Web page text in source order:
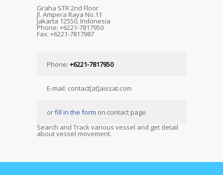
Graha STR 2nd Floor
Jl. Ampera Raya No.11
Jakarta 12550, Indonesia
Phone: +6221-7817950
Fax: +6221-7817987
Phone: +6221-7817950
E-mail: contact[at]aissat.com
orfill in the form on contact page
Search and Track various vessel and get detail
about vessel movement.